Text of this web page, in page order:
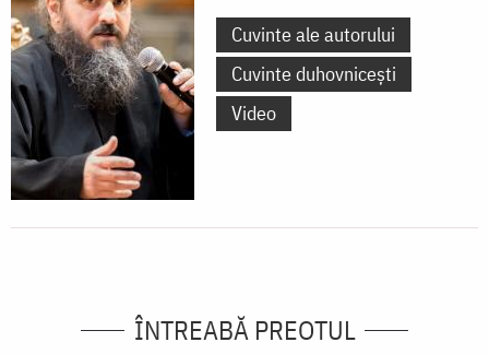
Cuvinte ale autorului
Cuvinte duhovnicești
Video
ÎNTREABĂ PREOTUL